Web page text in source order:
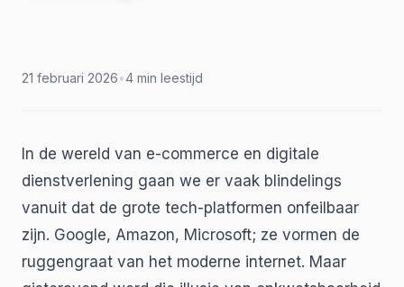
21 februari 2026•4 min leestijd
In de wereld van e-commerce en digitale
dienstverlening gaan we er vaak blindelings
vanuit dat de grote tech-platformen onfeilbaar
zijn. Google, Amazon, Microsoft; ze vormen de
ruggengraat van het moderne internet. Maar